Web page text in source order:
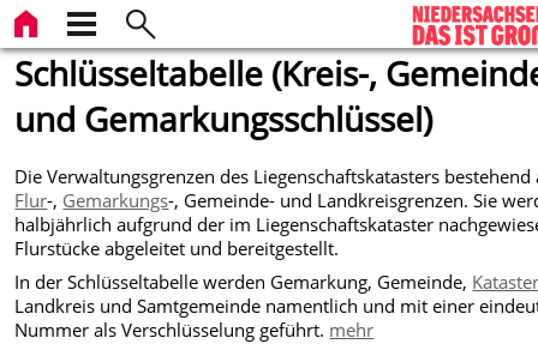
Schlüsseltabelle (Kreis-,
und Gemarkungsschlüssel)
Die Verwaltungsgrenzen des Liegenschaftskatasters bestehend
Flur-, Gemarkungs-, Gemeinde- und Landkreisgrenzen. Sie
halbjährlich aufgrund der im Liegenschaftskataster
Flurstücke abgeleitet und bereitgestellt.
In der Schlüsseltabelle werden Gemarkung, Gemeinde,
Landkreis und Samtgemeinde namentlich und mit einer
Nummer als Verschlüsselung geführt. mehr